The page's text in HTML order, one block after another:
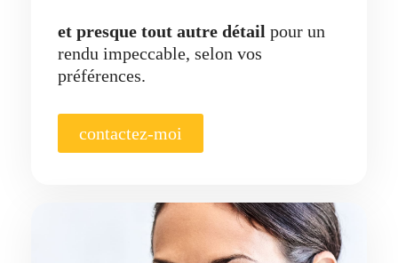
et presque tout autre détail pour un
rendu impeccable, selon vos
préférences.
contactez-moi